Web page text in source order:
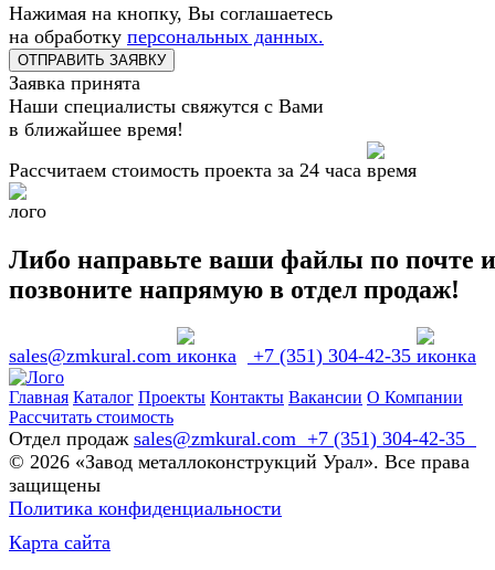
Нажимая на кнопку, Вы соглашаетесь
на обработку персональных данных.
Заявка принята
Наши специалисты свяжутся с Вами
в ближайшее время!
Рассчитаем стоимость проекта за 24 часа
Либо направьте ваши файлы по почте и
позвоните напрямую в отдел продаж!
sales@zmkural.com +7 (351) 304-42-35
Главная Каталог Проекты Контакты Вакансии О Компании
Рассчитать стоимость
Отдел продаж sales@zmkural.com +7 (351) 304-42-35
© 2026 «Завод металлоконструкций Урал». Все права
защищены
Политика конфиденциальности
Карта сайта